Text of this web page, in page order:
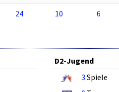
24 10 6
D2-Jugend
3 Spiele